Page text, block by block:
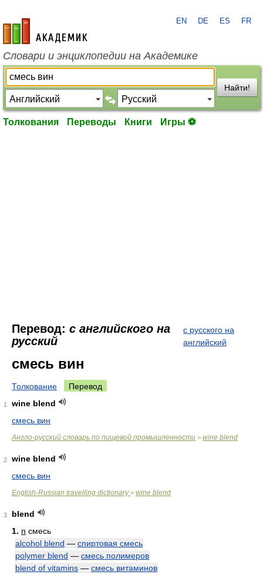
academic.ru
EN DE ES FR
Словари и энциклопедии на Академике
Найти!
Толкования Переводы Книги Игры ⚽
Перевод: с английского на
русский
с русского на
английский
смесь вин
Толкование Перевод
1
wine blend
смесь вин
Англо-русский словарь по пищевой промышленности > wine blend
2
wine blend
смесь вин
English-Russian travelling dictionary> wine blend
3
blend
1. n смесь
alcohol blend — спиртовая смесь
polymer blend — смесь полимеров
blend of vitamins — смесь витаминов